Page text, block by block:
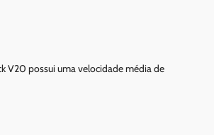
V20 possui uma velocidade média de